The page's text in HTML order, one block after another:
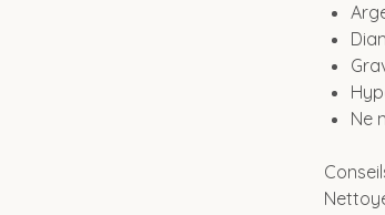
Ne